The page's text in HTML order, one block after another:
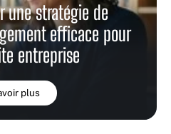
une stratégie de
efficace pour
entreprise
plus